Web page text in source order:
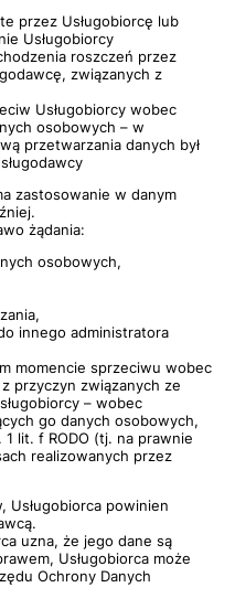
przez Usługobiorcę lub
Usługobiorcy
roszczeń przez
związanych z
Usługobiorcy wobec
osobowych – w
przetwarzania danych był
zastosowanie w danym
żądania:
osobowych,
innego administratora
momencie sprzeciwu wobec
przyczyn związanych ze
– wobec
go danych osobowych,
lit. f RODO (tj. na prawnie
realizowanych przez
Usługobiorca powinien
uzna, że jego dane są
Usługobiorca może
Ochrony Danych